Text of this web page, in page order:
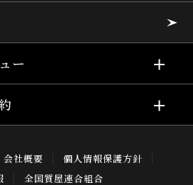
ー
会社概要
個人情報保護方針
全国質屋連合組合